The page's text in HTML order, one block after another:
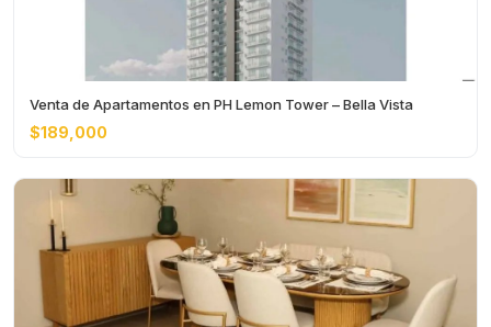
Venta de Apartamentos en PH Lemon Tower – Bella Vista
$189,000